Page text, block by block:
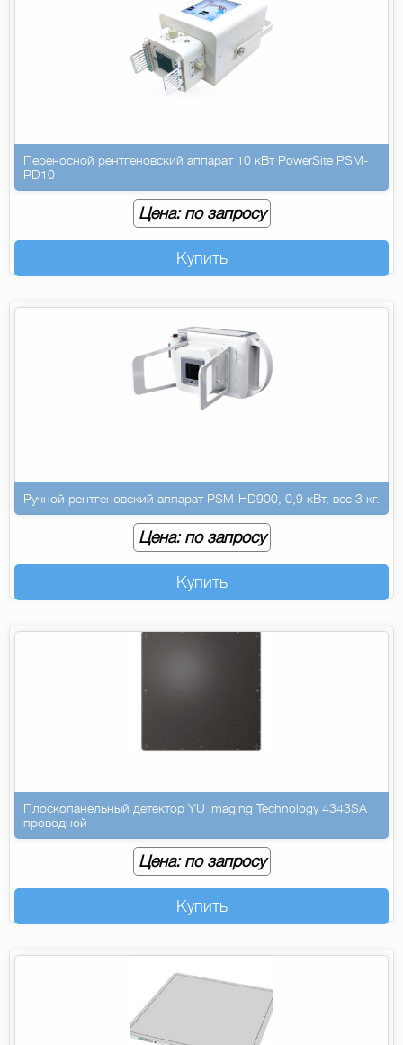
Переносной рентгеновский аппарат 10 кВт PowerSite PSM-
PD10
Цена: по запросу
Купить
Ручной рентгеновский аппарат PSM-HD900, 0,9 кВт, вес 3 кг.
Цена: по запросу
Купить
Плоскопанельный детектор YU Imaging Technology 4343SA
проводной
Цена: по запросу
Купить